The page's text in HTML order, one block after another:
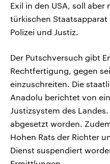
Exil in den USA, soll aber
türkischen
Polizei und Justiz.
Der Putschversuch gibt
Rechtfertigung, gegen
einzuschreiten. Die
Anadolu berichtet von
Justizsystem des
abgesetzt worden.
Hohen Rats der Richter
Dienst suspendiert